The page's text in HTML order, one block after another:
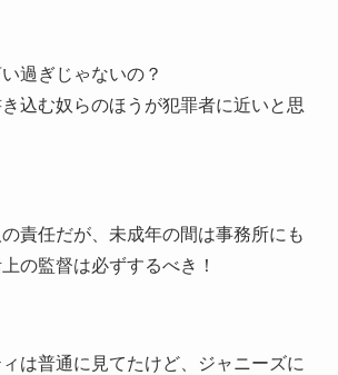
過ぎじゃないの？
込む奴らのほうが犯罪者に近いと思
責任だが、未成年の間は事務所にも
の監督は必ずするべき！
は普通に見てたけど、ジャニーズに